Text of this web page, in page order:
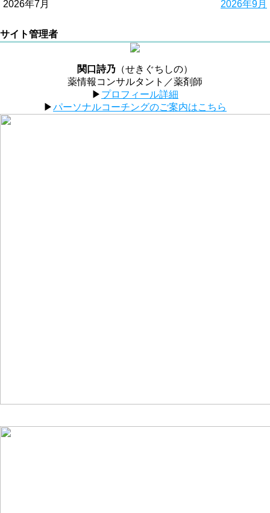
2026年7月 2026年9月
サイト管理者
関口詩乃 （せきぐちしの）
薬情報コンサルタント／薬剤師
▶︎ プロフィール詳細
▶︎パーソナルコーチングのご案内はこちら